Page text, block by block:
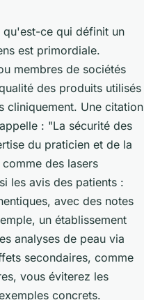
ce qui définit un
est primordiale.
membres de sociétés
des produits utilisés
cliniquement. Une citation
: "La sécurité des
du praticien et de la
des lasers
les avis des patients :
avec des notes
un établissement
analyses de peau via
secondaires, comme
vous éviterez les
concrets.